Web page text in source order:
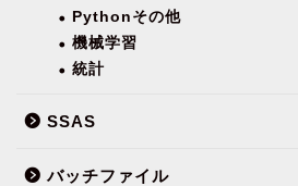
Pythonその他
機械学習
統計
SSAS
バッチファイル